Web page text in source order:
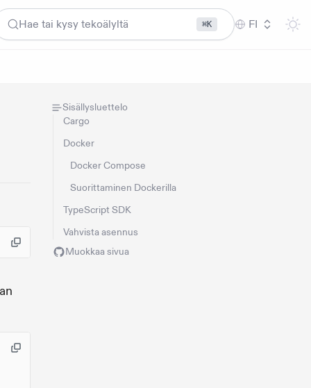
Hae tai kysy tekoälyltä ⌘K FI
Sisällysluettelo
Cargo
Docker
Docker Compose
Suorittaminen Dockerilla
TypeScript SDK
Vahvista asennus
Muokkaa sivua